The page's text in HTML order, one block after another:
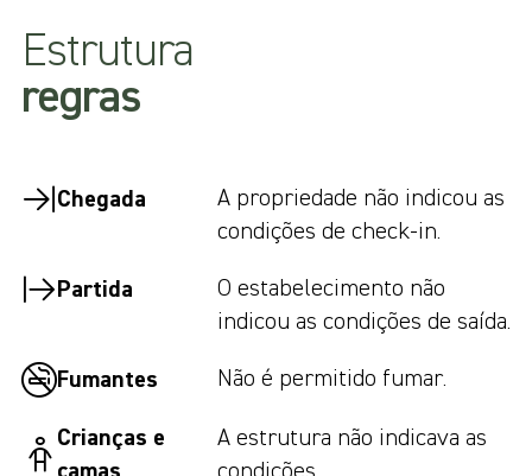
Estrutura
regras
Chegada
A propriedade não indicou as
condições de check-in.
Partida
O estabelecimento não
indicou as condições de saída.
Fumantes Não é permitido fumar.
Crianças e
camas
A estrutura não indicava as
condições.